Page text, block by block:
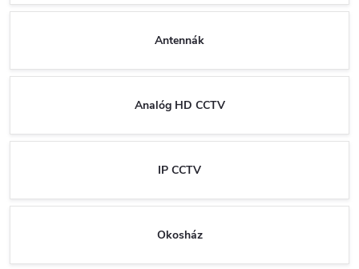
Antennák
Analóg HD CCTV
IP CCTV
Okosház